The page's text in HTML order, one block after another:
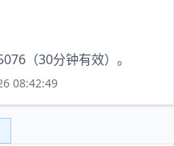
（30分钟有效）。
08:42:49